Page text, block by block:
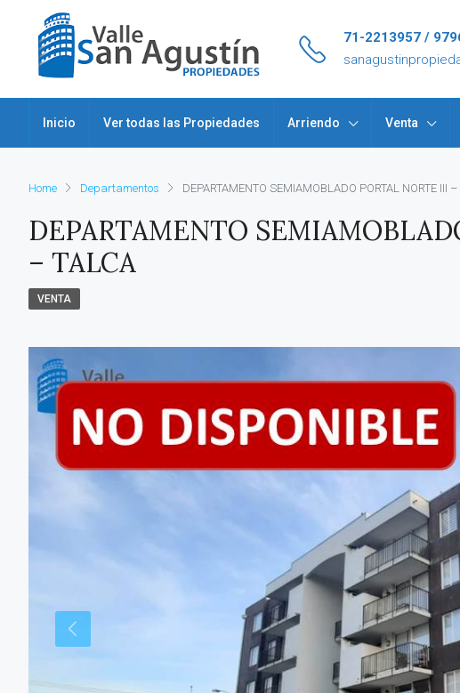
71-2213957 /
Inicio Ver todas las Propiedades Arriendo Venta
Home Departamentos DEPARTAMENTO SEMIAMOBLADO PORTAL NORTE III
DEPARTAMENTO
– TALCA
VENTA